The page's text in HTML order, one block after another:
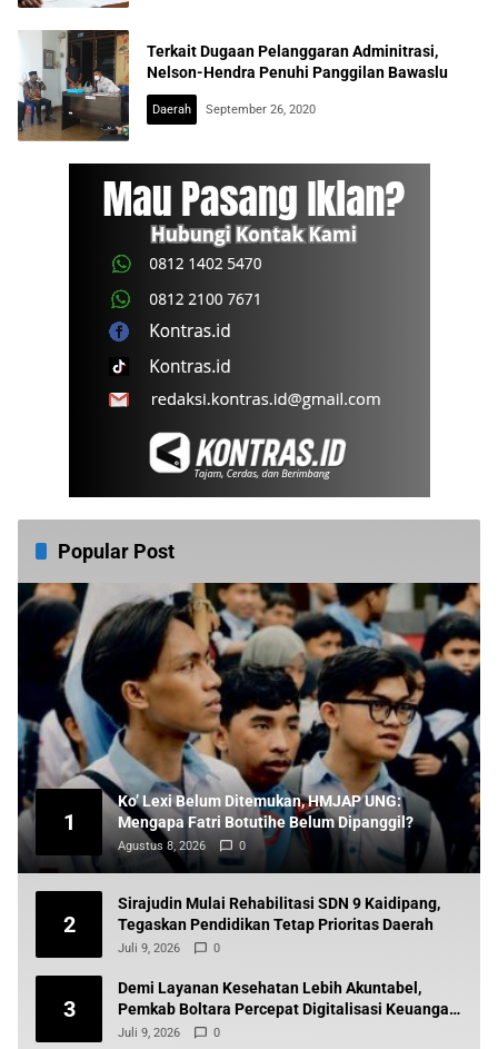
Terkait Dugaan Pelanggaran Adminitrasi,
Nelson-Hendra Penuhi Panggilan Bawaslu
Daerah September 26, 2020
Popular Post
1
Ko’ Lexi Belum Ditemukan, HMJAP UNG:
Mengapa Fatri Botutihe Belum Dipanggil?
Agustus 8, 2026 0
2
Sirajudin Mulai Rehabilitasi SDN 9 Kaidipang,
Tegaskan Pendidikan Tetap Prioritas Daerah
Juli 9, 2026 0
3
Demi Layanan Kesehatan Lebih Akuntabel,
Pemkab Boltara Percepat Digitalisasi Keuangan
BLUD
Juli 9, 2026 0